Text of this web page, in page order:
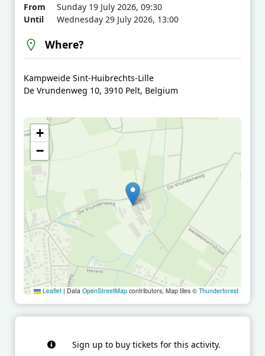
From
Sunday 19 July 2026, 09:30
Until
Wednesday 29 July 2026, 13:00
Where?
Kampweide Sint-Huibrechts-Lille
De Vrundenweg 10, 3910 Pelt, Belgium
+
−
Leaflet | Data OpenStreetMap contributors, Map tiles © Thunderforest
Sign up to buy tickets for this activity.